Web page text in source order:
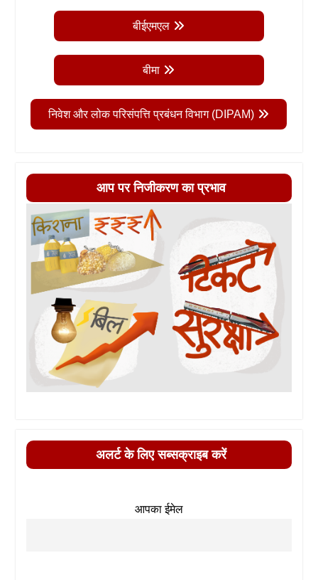
बीईएमएल
बीमा
निवेश और लोक परिसंपत्ति प्रबंधन विभाग (DIPAM)
आप पर निजीकरण का प्रभाव
अलर्ट के लिए सब्सक्राइब करें
आपका ईमेल